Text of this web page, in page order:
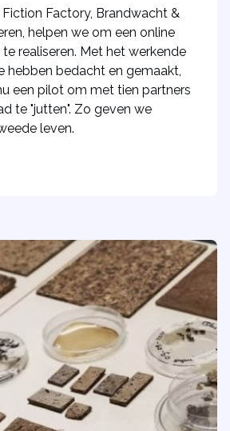
Fiction Factory, Brandwacht &
helpen we om een online
realiseren. Met het werkende
hebben bedacht en gemaakt,
een pilot om met tien partners
te "jutten". Zo geven we
leven.